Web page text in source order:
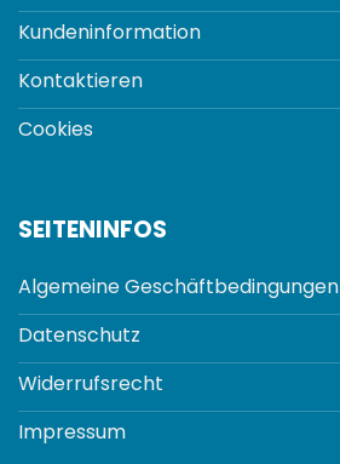
Kundeninformation
Kontaktieren
Cookies
SEITENINFOS
Algemeine Geschäftbedingungen
Datenschutz
Widerrufsrecht
Impressum